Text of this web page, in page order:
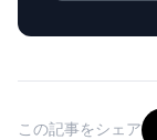
この記事をシェア